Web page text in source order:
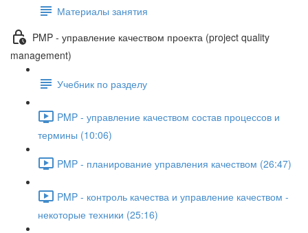
Материалы занятия
PMP - управление качеством проекта (project quality
management)
Учебник по разделу
PMP - управление качеством состав процессов и
термины (10:06)
PMP - планирование управления качеством (26:47)
PMP - контроль качества и управление качеством -
некоторые техники (25:16)